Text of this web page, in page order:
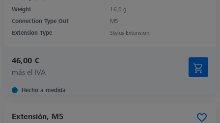
Weight
16,0 g
Connection Type Out
M5
Extension Type
Stylus Extension
46,00 €
más el IVA
Hecho a medida
Extensión, M5